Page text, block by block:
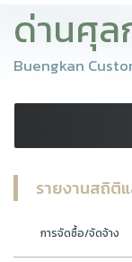
ด่านศุ
Buengkan
รายงานสถิติ
การจัดซื้อ/จัดจ้าง